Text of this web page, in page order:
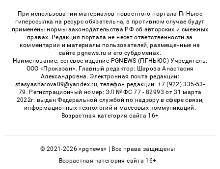
При использовании материалов новостного портала ПгНьюс
гиперссылка на ресурс обязательна, в противном случае будут
применены нормы законодательства РФ об авторских и смежных
правах. Редакция портала не несет ответственности за
комментарии и материалы пользователей, размещенные на
сайте pgnews.ru и его субдоменах.
Наименование: сетевое издание PGNEWS (ПГНЬЮС) Учредитель:
ООО «Проказан». Главный редактор: Шарова Анастасия
Александровна. Электронная почта редакции:
stasyasharova09@yandex.ru, телефон редакции: +7 (922) 335-53-
79. Регистрационный номер: ЭЛ № ФС 77 - 82993 от 31 марта
2022г. выдан Федеральной службой по надзору в сфере связи,
информационных технологий и массовых коммуникаций.
Возрастная категория сайта 16+
© 2021-2026 «pgnews» | Все права защищены
Возрастная категория сайта 16+